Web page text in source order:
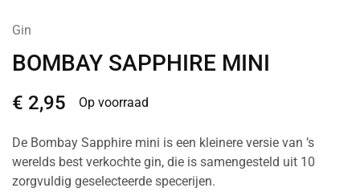
Gin
BOMBAY SAPPHIRE MINI
€ 2,95 Op voorraad
De Bombay Sapphire mini is een kleinere versie van ’s
werelds best verkochte gin, die is samengesteld uit 10
zorgvuldig geselecteerde specerijen.